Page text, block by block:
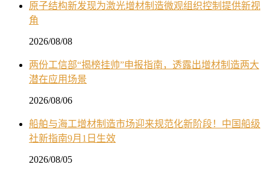
原子结构新发现为激光增材制造微观组织控制提供新视
角
2026/08/08
两份工信部“揭榜挂帅”申报指南，透露出增材制造两大
潜在应用场景
2026/08/06
船舶与海工增材制造市场迎来规范化新阶段！中国船级
社新指南9月1日生效
2026/08/05